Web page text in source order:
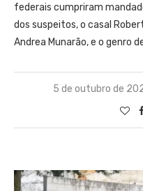
federais cumpriram
dos suspeitos, o casal
Andrea Munarão, e o genro
5 de outubro de